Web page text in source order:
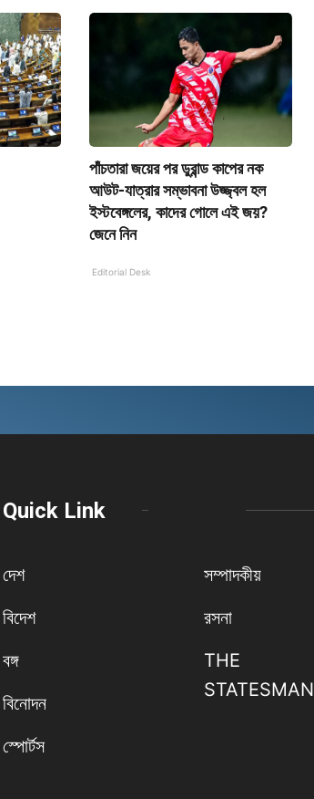
পাঁচতারা জয়ের পর ডুরান্ড কাপের নক
আউট-যাত্রার সম্ভাবনা উজ্জ্বল হল
ইস্টবেঙ্গলের, কাদের গোলে এই জয়?
জেনে নিন
Editorial Desk
Quick Link
দেশ
বিদেশ
বঙ্গ
বিনোদন
স্পোর্টস
সম্পাদকীয়
রসনা
THE
STATESMAN